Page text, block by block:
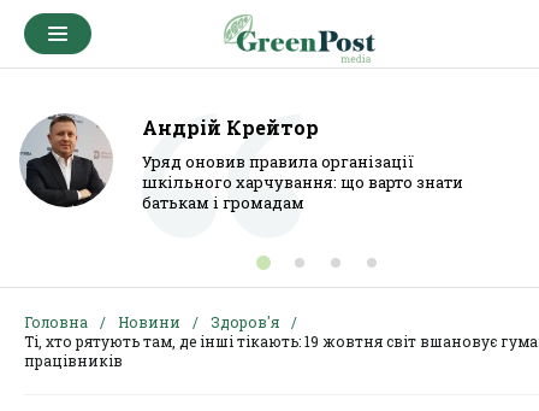
Андрій Крейтор
Уряд оновив правила організації
шкільного харчування: що варто знати
батькам і громадам
Головна Новини
Здоров'я
Ті, хто рятують там, де інші тікають: 19 жовтня світ вшановує
працівників